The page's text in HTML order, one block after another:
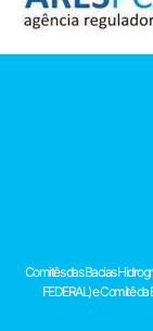
Comitês das Bacias
FEDERAL) e Comitê